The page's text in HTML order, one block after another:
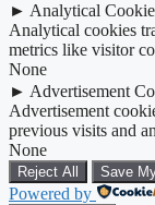
► Analytical
Analytical cookies
metrics like visitor
None
► Advertisement
Advertisement
previous visits and
None
Reject All Save
Powered by